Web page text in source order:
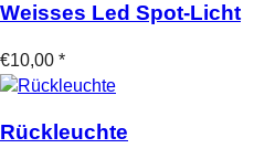
Weisses Led Spot-Licht
€10,00 *
Rückleuchte